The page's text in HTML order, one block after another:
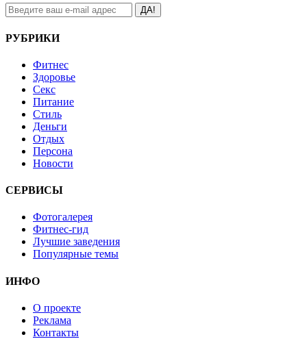
ДА!
РУБРИКИ
Фитнес
Здоровье
Секс
Питание
Стиль
Деньги
Отдых
Персона
Новости
СЕРВИСЫ
Фотогалерея
Фитнес-гид
Лучшие заведения
Популярные темы
ИНФО
О проекте
Реклама
Контакты